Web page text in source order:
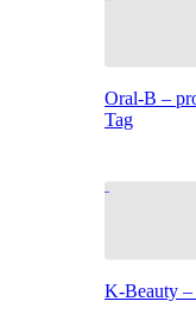
Oral-B –
Tag
K-Beauty –